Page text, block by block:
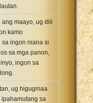
ang maayo, ug dili
kamo
ingon niana si
sa mga panon,
ingon sa
ug higugmaa
sa